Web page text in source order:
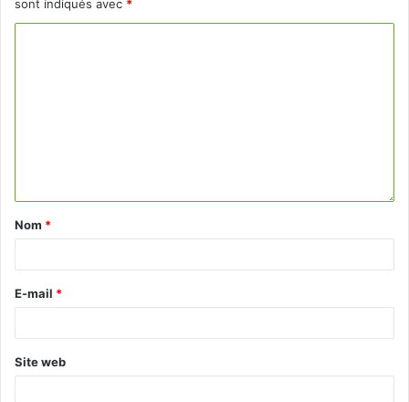
sont indiqués avec *
Nom *
E-mail *
Site web